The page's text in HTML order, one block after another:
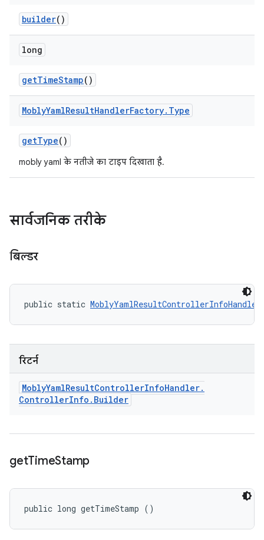
builder()
long
getTimeStamp()
MoblyYamlResultHandlerFactory. Type
getType()
mobly yaml के नतीजे का टाइप दिखाता है.
सार्वजनिक तरीके
बिल्डर
public static
रिटर्न
MoblyYamlResultControllerInfoHandler.
ControllerInfo . Builder
getTimeStamp
public long getTimeStamp ()